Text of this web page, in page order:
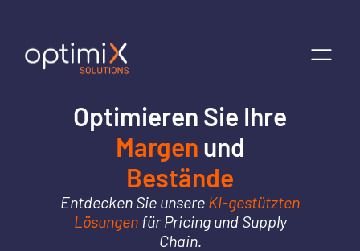
Optimieren Sie Ihre
Margen und
Bestände
Entdecken Sie unsere KI-gestützten
Lösungen für Pricing und Supply
Chain.